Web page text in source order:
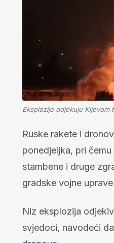
Eksplozije odjekuju Kijevom
Ruske rakete i
ponedjeljka, pri
stambene i druge
gradske vojne uprave
Niz eksplozija
svjedoci, navodeći